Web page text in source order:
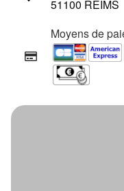
51100 REIMS
Moyens de